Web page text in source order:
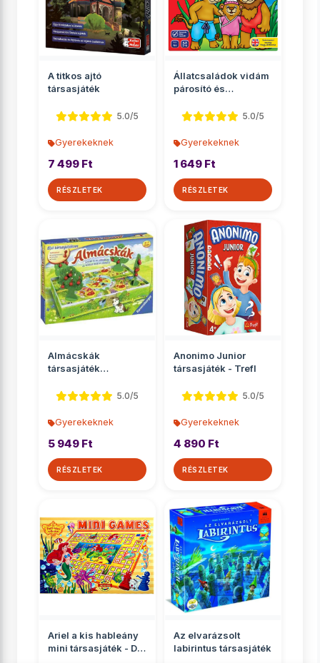
A titkos ajtó
társasjáték
5.0/5
Gyerekeknek
7 499 Ft
RÉSZLETEK
Állatcsaládok vidám
párosító és
5.0/5
Gyerekeknek
1 649 Ft
RÉSZLETEK
Almácskák
társasjáték
Ravensburger 5.0/5
Gyerekeknek
5 949 Ft
RÉSZLETEK
Anonimo Junior
társasjáték - Trefl
5.0/5
Gyerekeknek
4 890 Ft
RÉSZLETEK
Ariel a kis hableány
mini társasjáték - D-
Az elvarázsolt
labirintus társasjáték